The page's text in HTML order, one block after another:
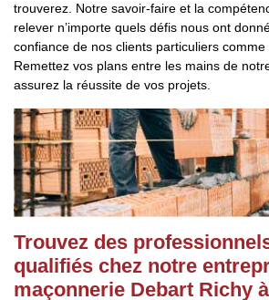
trouverez. Notre savoir-faire et la
relever n’importe quels défis nous ont
confiance de nos clients particuliers comme
Remettez vos plans entre les mains de
assurez la réussite de vos projets.
Trouvez des
qualifiés chez notre
maçonnerie Debart Richy